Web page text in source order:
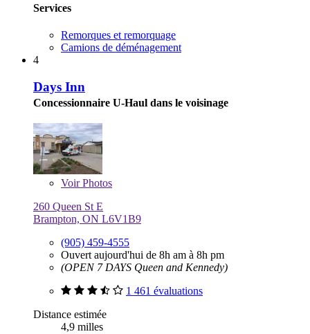
Services
Remorques et remorquage
Camions de déménagement
4
Days Inn
Concessionnaire U-Haul dans le voisinage
VoirPhotos
260 Queen St E
Brampton, ON L6V1B9
(905) 459-4555
Ouvert aujourd'hui de 8h am à 8h pm
(OPEN 7 DAYS Queen and Kennedy)
1 461 évaluations
Distance estimée
4,9 milles